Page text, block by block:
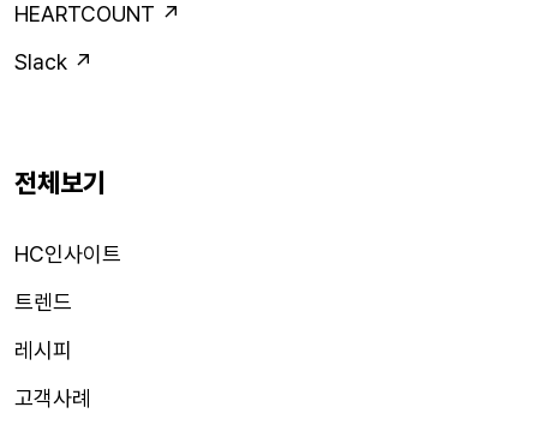
HEARTCOUNT ↗
Slack ↗
전체보기
HC인사이트
트렌드
레시피
고객사례